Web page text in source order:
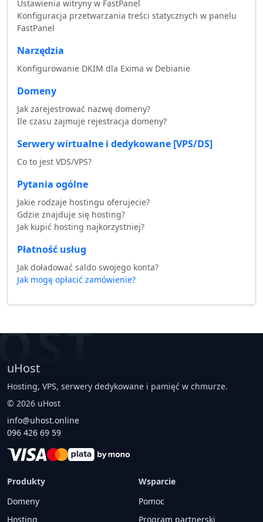
Ustawienia witryny w FastPanel
Konfiguracja przetwarzania treści statycznych w panelu
FastPanel
Narzędzia
Konfigurowanie DKIM dla Exima w Debianie
Domeny
Jak zarejestrować nazwę domeny?
Ile czasu zajmuje rejestracja domeny?
Serwery wirtualne i dedykowane [VPS/DS]
Co to jest VDS/VPS?
Pytania ogólne
Jakie rodzaje hostingu oferujecie?
Gdzie znajduje się hosting?
Jak kupić hosting najkorzystniej?
Płatność usług
Jak doładować saldo swojego konta?
Jak mogę opłacić zamówienie?
uHost
Hosting, VPS, serwery dedykowane i pamięć w chmurze.
© 2026 uHost
info@uhost.online
096 426 69 59
Produkty
Domeny
Hosting
Wsparcie
Pomoc
Program partnerski